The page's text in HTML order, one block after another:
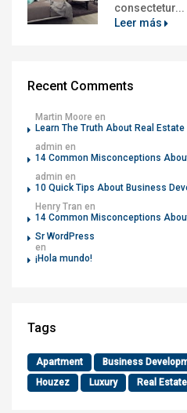
consectetur...
Leer más
Recent Comments
Martin Moore en
Learn The Truth About Real
admin en
14 Common Misconceptions
admin en
10 Quick Tips About Business
Henry Tran en
14 Common Misconceptions
Sr WordPress
en
¡Hola mundo!
Tags
Apartment Business
Houzez
Luxury Real Estate